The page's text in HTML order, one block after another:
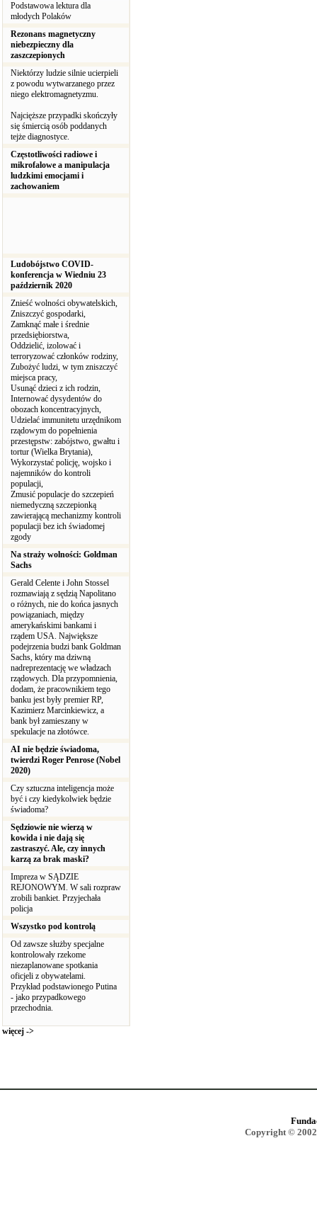
Podstawowa lektura dla
młodych Polaków
Rezonans magnetyczny
niebezpieczny dla
zaszczepionych
Niektórzy ludzie silnie ucierpieli
z powodu wytwarzanego przez
niego elektromagnetyzmu.
Najcięższe przypadki skończyły
się śmiercią osób poddanych
tejże diagnostyce.
Częstotliwości radiowe i
mikrofalowe a manipulacja
ludzkimi emocjami i
zachowaniem
Ludobójstwo COVID-
konferencja w Wiedniu 23
październik 2020
Znieść wolności obywatelskich,
Zniszczyć gospodarki,
Zamknąć małe i średnie
przedsiębiorstwa,
Oddzielić, izolować i
terroryzować członków rodziny,
Zubożyć ludzi, w tym zniszczyć
miejsca pracy,
Usunąć dzieci z ich rodzin,
Internować dysydentów do
obozach koncentracyjnych,
Udzielać immunitetu urzędnikom
rządowym do popełnienia
przestępstw: zabójstwo, gwałtu i
tortur (Wielka Brytania),
Wykorzystać policję, wojsko i
najemników do kontroli
populacji,
Zmusić populacje do szczepień
niemedyczną szczepionką
zawierającą mechanizmy kontroli
populacji bez ich świadomej
zgody
Na straży wolności: Goldman
Sachs
Gerald Celente i John Stossel
rozmawiają z sędzią Napolitano
o różnych, nie do końca jasnych
powiązaniach, między
amerykańskimi bankami i
rządem USA. Największe
podejrzenia budzi bank Goldman
Sachs, który ma dziwną
nadreprezentację we władzach
rządowych. Dla przypomnienia,
dodam, że pracownikiem tego
banku jest były premier RP,
Kazimierz Marcinkiewicz, a
bank był zamieszany w
spekulacje na złotówce.
AI nie będzie świadoma,
twierdzi Roger Penrose (Nobel
2020)
Czy sztuczna inteligencja może
być i czy kiedykolwiek będzie
świadoma?
Sędziowie nie wierzą w
kowida i nie dają się
zastraszyć. Ale, czy innych
karzą za brak maski?
Impreza w SĄDZIE
REJONOWYM. W sali rozpraw
zrobili bankiet. Przyjechała
policja
Wszystko pod kontrolą
Od zawsze służby specjalne
kontrolowały rzekome
niezaplanowane spotkania
oficjeli z obywatelami.
Przykład podstawionego Putina
- jako przypadkowego
przechodnia.
więcej ->
Copyright ©